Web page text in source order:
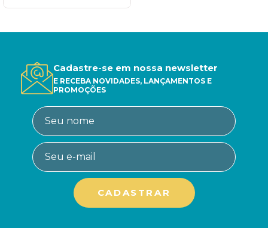
Cadastre-se em nossa newsletter
E RECEBA NOVIDADES, LANÇAMENTOS E
PROMOÇÕES